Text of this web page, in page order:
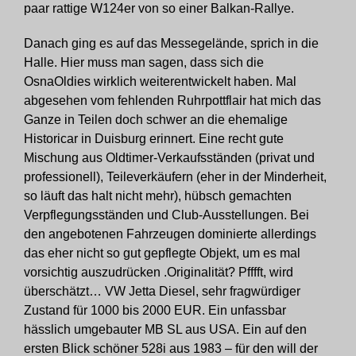
paar rattige W124er von so einer Balkan-Rallye.
Danach ging es auf das Messegelände, sprich in die
Halle. Hier muss man sagen, dass sich die
OsnaOldies wirklich weiterentwickelt haben. Mal
abgesehen vom fehlenden Ruhrpottflair hat mich das
Ganze in Teilen doch schwer an die ehemalige
Historicar in Duisburg erinnert. Eine recht gute
Mischung aus Oldtimer-Verkaufsständen (privat und
professionell), Teileverkäufern (eher in der Minderheit,
so läuft das halt nicht mehr), hübsch gemachten
Verpflegungsständen und Club-Ausstellungen. Bei
den angebotenen Fahrzeugen dominierte allerdings
das eher nicht so gut gepflegte Objekt, um es mal
vorsichtig auszudrücken .Originalität? Pfffft, wird
überschätzt… VW Jetta Diesel, sehr fragwürdiger
Zustand für 1000 bis 2000 EUR. Ein unfassbar
hässlich umgebauter MB SL aus USA. Ein auf den
ersten Blick schöner 528i aus 1983 – für den will der